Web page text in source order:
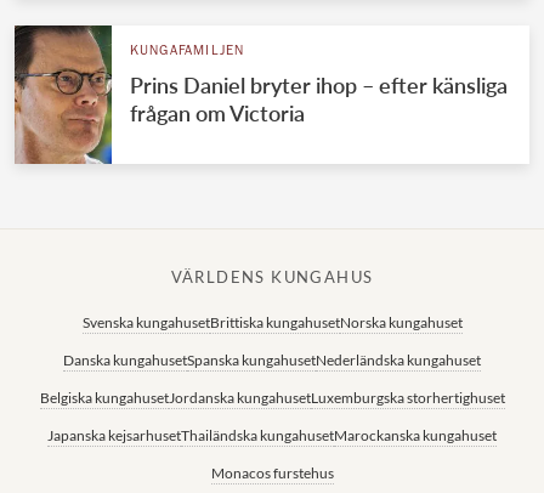
KUNGAFAMILJEN
Prins Daniel bryter ihop – efter känsliga
frågan om Victoria
VÄRLDENS KUNGAHUS
Svenska kungahusetBrittiska kungahusetNorska kungahuset
Danska kungahusetSpanska kungahusetNederländska kungahuset
Belgiska kungahusetJordanska kungahusetLuxemburgska storhertighuset
Japanska kejsarhusetThailändska kungahusetMarockanska kungahuset
Monacos furstehus